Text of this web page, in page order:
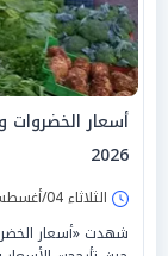
2026
الثلاثاء 04/أغسطس/2026 - 08:00 ص
شهدت «أسعار